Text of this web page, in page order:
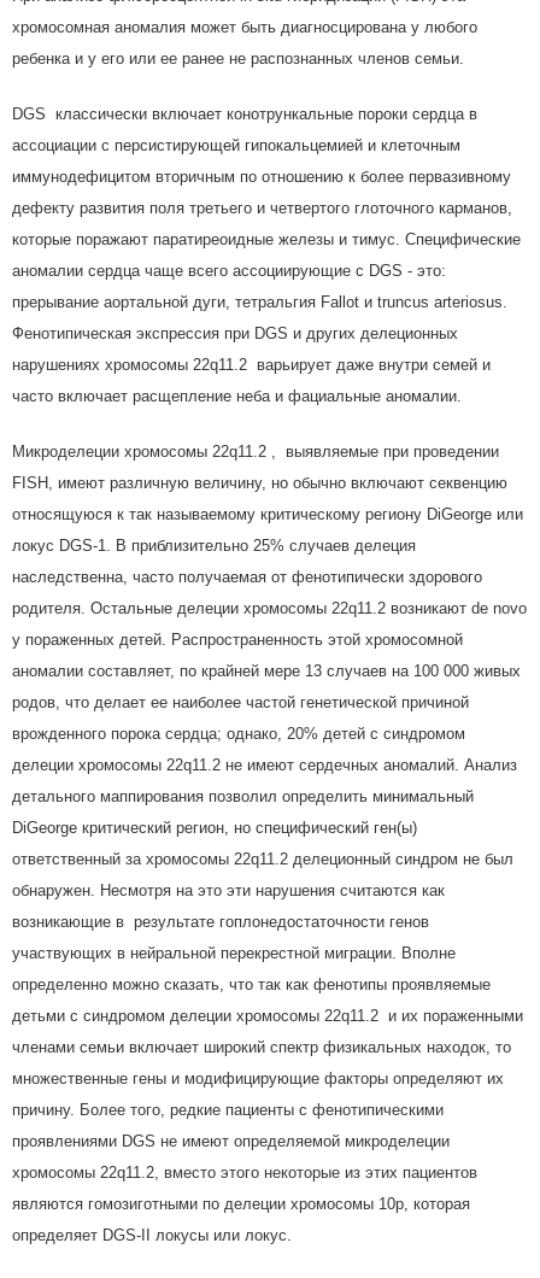
хромосомная аномалия может быть диагносцирована у любого
ребенка и у его или ее ранее не распознанных членов семьи.
DGS классически включает конотрункальные пороки сердца в
ассоциации с персистирующей гипокальцемией и клеточным
иммунодефицитом вторичным по отношению к более первазивному
дефекту развития поля третьего и четвертого глоточного карманов,
которые поражают паратиреоидные железы и тимус. Специфические
аномалии сердца чаще всего ассоциирующие с DGS - это:
прерывание аортальной дуги, тетральгия Fallot и truncus arteriosus.
Фенотипическая экспрессия при DGS и других делеционных
нарушениях хромосомы 22q11.2 варьирует даже внутри семей и
часто включает расщепление неба и фациальные аномалии.
Микроделеции хромосомы 22q11.2 , выявляемые при проведении
FISH, имеют различную величину, но обычно включают секвенцию
относящуюся к так называемому критическому региону DiGeorge или
локус DGS-1. В приблизительно 25% случаев делеция
наследственна, часто получаемая от фенотипически здорового
родителя. Остальные делеции хромосомы 22q11.2 возникают de novo
у пораженных детей. Распространенность этой хромосомной
аномалии составляет, по крайней мере 13 случаев на 100 000 живых
родов, что делает ее наиболее частой генетической причиной
врожденного порока сердца; однако, 20% детей с синдромом
делеции хромосомы 22q11.2 не имеют сердечных аномалий. Анализ
детального маппирования позволил определить минимальный
DiGeorge критический регион, но специфический ген(ы)
ответственный за хромосомы 22q11.2 делеционный синдром не был
обнаружен. Несмотря на это эти нарушения считаются как
возникающие в результате гоплонедостаточности генов
участвующих в нейральной перекрестной миграции. Вполне
определенно можно сказать, что так как фенотипы проявляемые
детьми с синдромом делеции хромосомы 22q11.2 и их пораженными
членами семьи включает широкий спектр физикальных находок, то
множественные гены и модифицирующие факторы определяют их
причину. Более того, редкие пациенты с фенотипическими
проявлениями DGS не имеют определяемой микроделеции
хромосомы 22q11.2, вместо этого некоторые из этих пациентов
являются гомозиготными по делеции хромосомы 10p, которая
определяет DGS-II локусы или локус.